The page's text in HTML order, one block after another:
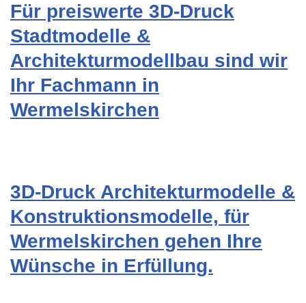
Für preiswerte 3D-Druck
Stadtmodelle &
Architekturmodellbau sind wir
Ihr Fachmann in
Wermelskirchen
3D-Druck Architekturmodelle &
Konstruktionsmodelle, für
Wermelskirchen gehen Ihre
Wünsche in Erfüllung.